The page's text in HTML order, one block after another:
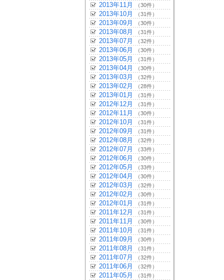
2013年11月 （30件）
2013年10月 （31件）
2013年09月 （30件）
2013年08月 （31件）
2013年07月 （32件）
2013年06月 （30件）
2013年05月 （31件）
2013年04月 （30件）
2013年03月 （32件）
2013年02月 （28件）
2013年01月 （31件）
2012年12月 （31件）
2012年11月 （30件）
2012年10月 （31件）
2012年09月 （31件）
2012年08月 （32件）
2012年07月 （33件）
2012年06月 （30件）
2012年05月 （33件）
2012年04月 （30件）
2012年03月 （32件）
2012年02月 （30件）
2012年01月 （31件）
2011年12月 （31件）
2011年11月 （30件）
2011年10月 （31件）
2011年09月 （30件）
2011年08月 （31件）
2011年07月 （32件）
2011年06月 （32件）
2011年05月 （31件）